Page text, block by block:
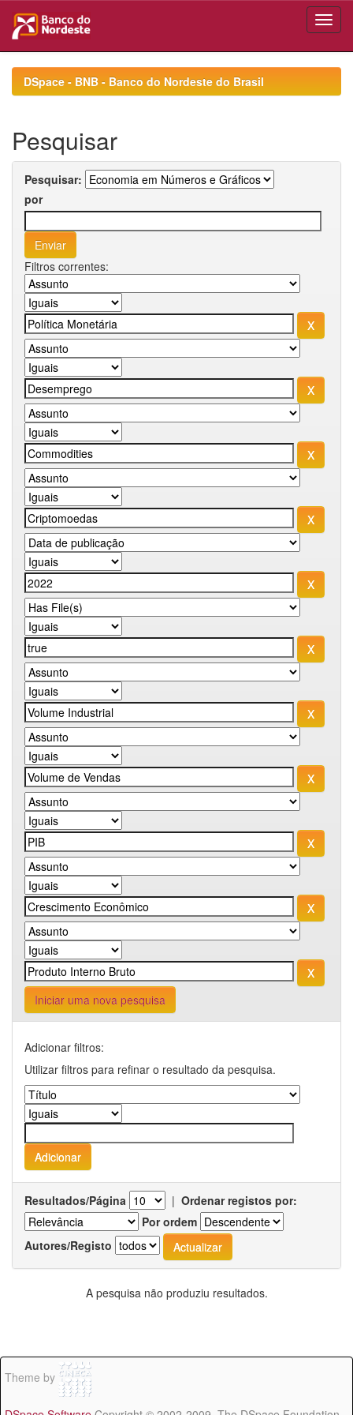
navigationDSpace - BNB - Banco do Nordeste do Brasil
Pesquisar
Pesquisar:
por
Filtros correntes:
Iniciar uma nova pesquisa
Adicionar filtros:
Utilizar filtros para refinar o resultado da pesquisa.
Resultados/Página | Ordenar registos por:
Por ordem
Autores/Registo
A pesquisa não produziu resultados.
Theme by